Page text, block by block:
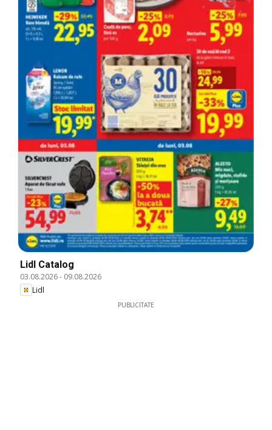
Lidl Catalog
03.08.2026- 09.08.2026
Lidl
PUBLICITATE